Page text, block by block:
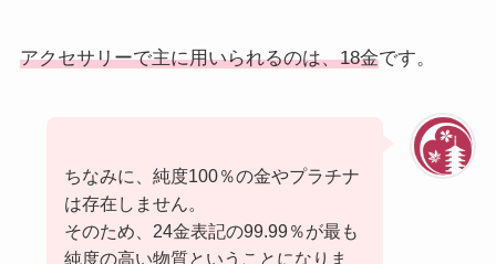
アクセサリーで主に用いられるのは、18金です。
ちなみに、純度100％の金やプラチナ
は存在しません。
そのため、24金表記の99.99％が最も
純度の高い物質ということになりま